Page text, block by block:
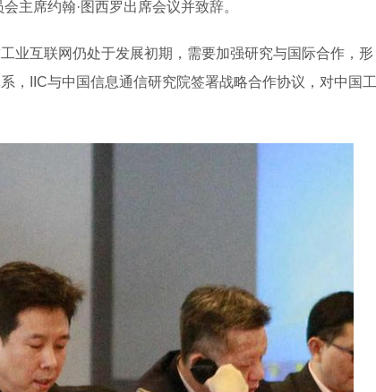
主席约翰·图西罗出席会议并致辞。
业互联网仍处于发展初期，需要加强研究与国际合作，形
，IIC与中国信息通信研究院签署战略合作协议，对中国工